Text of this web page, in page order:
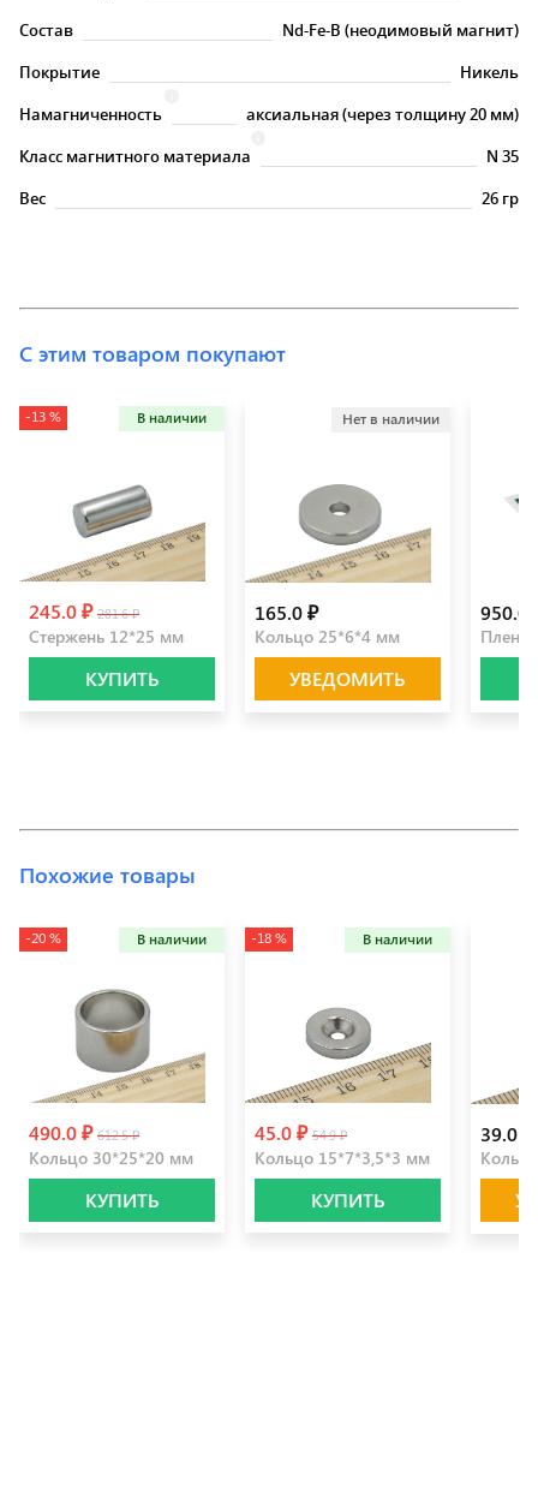
Состав
Nd-Fe-B (неодимовый магнит)
Покрытие
Никель
Намагниченность
аксиальная (через толщину 20 мм)
Класс магнитного материала
N 35
Вес
26 гр
С этим товаром покупают
-13 % В наличии
245.0 ₽ 281.6 ₽
Стержень 12*25 мм
КУПИТЬ
Нет в наличии
165.0 ₽
Кольцо 25*6*4 мм
УВЕДОМИТЬ
950.0
Похожие товары
-20 % В наличии
490.0 ₽ 612.5 ₽
Кольцо 30*25*20 мм
КУПИТЬ
-18 % В наличии
45.0 ₽ 54.9 ₽
Кольцо 15*7*3,5*3 мм
КУПИТЬ
39.0 ₽